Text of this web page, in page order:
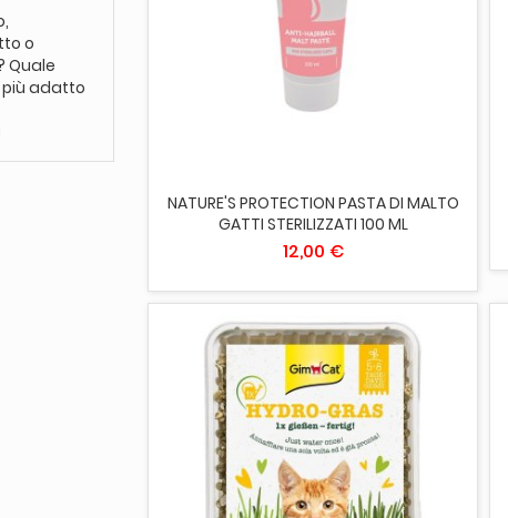
o
Quale
più adatto
AGGIUNGI AL CARRELLO
NATURE'S PROTECTION PASTA DI MALTO
GATTI STERILIZZATI 100 ML
12,00 €